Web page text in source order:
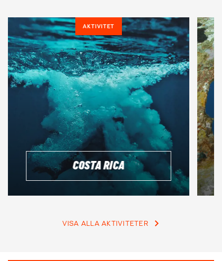
Eller har du svårt att bestämma dig för vilken dykkurs i
Centralamerika du ska ta eller vart du ska dyka? Snacka
med oss så ser vi till att din dykupplevelse blir riktigt maxad.
BOKA IN EN GRATIS RESERÅDGIVNING
AKTIVITET
COSTA RICA
VISA ALLA AKTIVITETER